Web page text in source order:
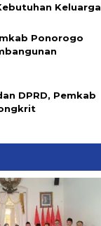
Keluarga
Ponorogo
DPRD, Pemkab